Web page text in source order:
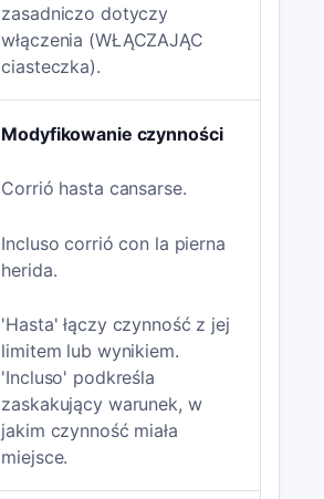
zasadniczo dotyczy
włączenia (WŁĄCZAJĄC
ciasteczka).
Modyfikowanie czynności
Corrió hasta cansarse.
Incluso corrió con la pierna
herida.
'Hasta' łączy czynność z jej
limitem lub wynikiem.
'Incluso' podkreśla
zaskakujący warunek, w
jakim czynność miała
miejsce.